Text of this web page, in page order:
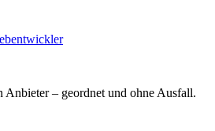
Anbieter – geordnet und ohne Ausfall.